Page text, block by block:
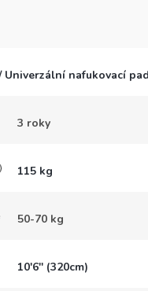
Univerzální nafukovací
3 roky
115 kg
50-70 kg
10'6'' (320cm)